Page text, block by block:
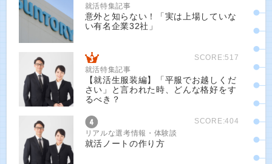
就活特集記事
意外と知らない！「実は上場していな
い有名企業32社」
SCORE:517
就活特集記事
【就活生服装編】「平服でお越しくだ
さい」と言われた時、どんな格好をす
るべき？
SCORE:404
リアルな選考情報・体験談
就活ノートの作り方